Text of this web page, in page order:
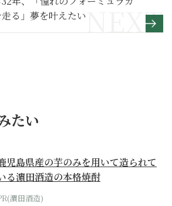
る」夢を叶えたい
たい
児島県産の芋のみを用いて造られて
る濵田酒造の本格焼酎
濵田酒造)